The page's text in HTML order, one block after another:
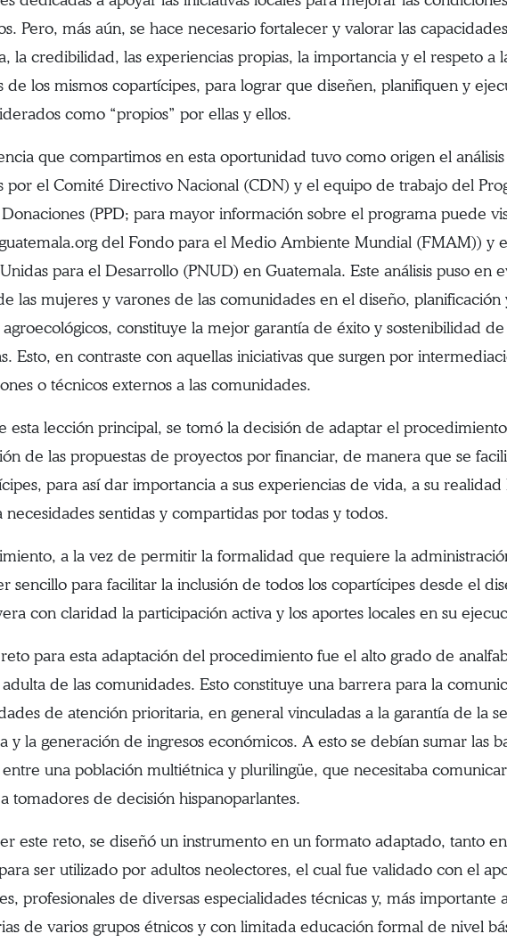
Pero, más aún, se hace necesario fortalecer y valorar las
la credibilidad, las experiencias propias, la importancia y el respeto a
de los mismos copartícipes, para lograr que diseñen, planifiquen y
como “propios” por ellas y ellos.
que compartimos en esta oportunidad tuvo como origen el
por el Comité Directivo Nacional (CDN) y el equipo de trabajo del
Donaciones (PPD; para mayor información sobre el programa puede
del Fondo para el Medio Ambiente Mundial (FMAM)) y
para el Desarrollo (PNUD) en Guatemala. Este análisis puso en
las mujeres y varones de las comunidades en el diseño,
constituye la mejor garantía de éxito y sostenibilidad de
Esto, en contraste con aquellas iniciativas que surgen por
o técnicos externos a las comunidades.
esta lección principal, se tomó la decisión de adaptar el
de las propuestas de proyectos por financiar, de manera que se
para así dar importancia a sus experiencias de vida, a su realidad
necesidades sentidas y compartidas por todas y todos.
a la vez de permitir la formalidad que requiere la
sencillo para facilitar la inclusión de todos los copartícipes desde el
con claridad la participación activa y los aportes locales en su
para esta adaptación del procedimiento fue el alto grado de
de las comunidades. Esto constituye una barrera para la
de atención prioritaria, en general vinculadas a la garantía de la
y la generación de ingresos económicos. A esto se debían sumar las
entre una población multiétnica y plurilingüe, que necesitaba
tomadores de decisión hispanoparlantes.
este reto, se diseñó un instrumento en un formato adaptado, tanto
ser utilizado por adultos neolectores, el cual fue validado con el
profesionales de diversas especialidades técnicas y, más importante
de varios grupos étnicos y con limitada educación formal de nivel